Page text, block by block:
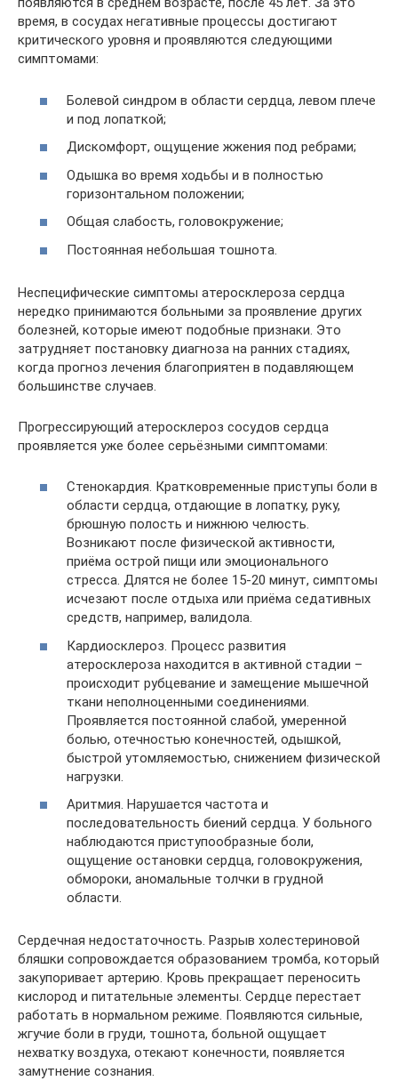
время, в сосудах негативные процессы достигают
критического уровня и проявляются следующими
симптомами:
Болевой синдром в области сердца, левом плече
и под лопаткой;
Дискомфорт, ощущение жжения под ребрами;
Одышка во время ходьбы и в полностью
горизонтальном положении;
Общая слабость, головокружение;
Постоянная небольшая тошнота.
Неспецифические симптомы атеросклероза сердца
нередко принимаются больными за проявление других
болезней, которые имеют подобные признаки. Это
затрудняет постановку диагноза на ранних стадиях,
когда прогноз лечения благоприятен в подавляющем
большинстве случаев.
Прогрессирующий атеросклероз сосудов сердца
проявляется уже более серьёзными симптомами:
Стенокардия. Кратковременные приступы боли в
области сердца, отдающие в лопатку, руку,
брюшную полость и нижнюю челюсть.
Возникают после физической активности,
приёма острой пищи или эмоционального
стресса. Длятся не более 15-20 минут, симптомы
исчезают после отдыха или приёма седативных
средств, например, валидола.
Кардиосклероз. Процесс развития
атеросклероза находится в активной стадии –
происходит рубцевание и замещение мышечной
ткани неполноценными соединениями.
Проявляется постоянной слабой, умеренной
болью, отечностью конечностей, одышкой,
быстрой утомляемостью, снижением физической
нагрузки.
Аритмия. Нарушается частота и
последовательность биений сердца. У больного
наблюдаются приступообразные боли,
ощущение остановки сердца, головокружения,
обмороки, аномальные толчки в грудной
области.
Сердечная недостаточность. Разрыв холестериновой
бляшки сопровождается образованием тромба, который
закупоривает артерию. Кровь прекращает переносить
кислород и питательные элементы. Сердце перестает
работать в нормальном режиме. Появляются сильные,
жгучие боли в груди, тошнота, больной ощущает
нехватку воздуха, отекают конечности, появляется
замутнение сознания.